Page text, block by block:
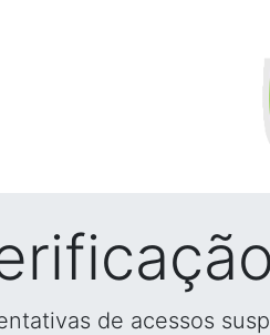
de acessos